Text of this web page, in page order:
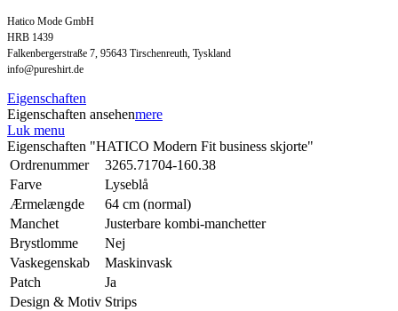
Hatico Mode GmbH
HRB 1439
Falkenbergerstraße 7, 95643 Tirschenreuth, Tyskland
info@pureshirt.de
Eigenschaften
Eigenschaften ansehenmere
Luk menu
Eigenschaften "HATICO Modern Fit business skjorte"
Ordrenummer
3265.71704-160.38
Farve
Lyseblå
Ærmelængde
64 cm (normal)
Manchet
Justerbare kombi-manchetter
Brystlomme
Nej
Vaskegenskab
Maskinvask
Patch
Ja
Design & Motiv Strips